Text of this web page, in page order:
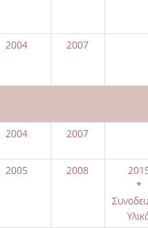
2004 2007
2004 2007
2005 2008
*